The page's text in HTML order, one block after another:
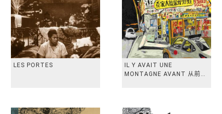
LES PORTES
IL Y AVAIT UNE
MONTAGNE AVANT 从前有